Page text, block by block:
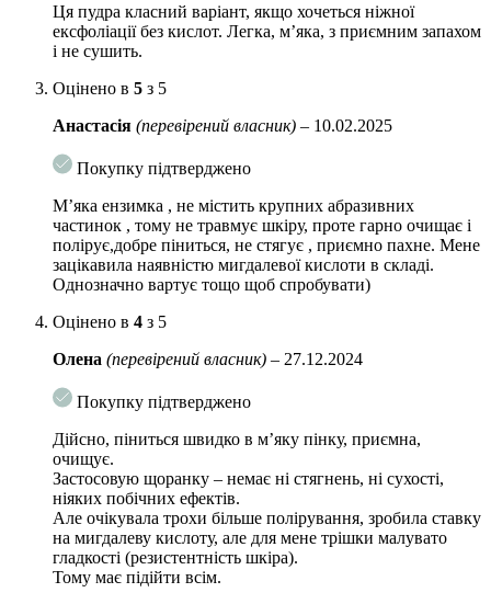
Ця пудра класний варіант, якщо хочеться ніжної
ексфоліації без кислот. Легка, м’яка, з приємним запахом
і не сушить.
Оцінено в 5 з 5
Анастасія (перевірений власник) – 10.02.2025
Покупку підтверджено
М’яка ензимка , не містить крупних абразивних
частинок , тому не травмує шкіру, проте гарно очищає і
полірує,добре піниться, не стягує , приємно пахне. Мене
зацікавила наявністю мигдалевої кислоти в складі.
Однозначно вартує тощо щоб спробувати)
Оцінено в 4 з 5
Олена (перевірений власник) – 27.12.2024
Покупку підтверджено
Дійсно, піниться швидко в мʼяку пінку, приємна,
очищує.
Застосовую щоранку – немає ні стягнень, ні сухості,
ніяких побічних ефектів.
Але очікувала трохи більше полірування, зробила ставку
на мигдалеву кислоту, але для мене трішки малувато
гладкості (резистентність шкіра).
Тому має підійти всім.